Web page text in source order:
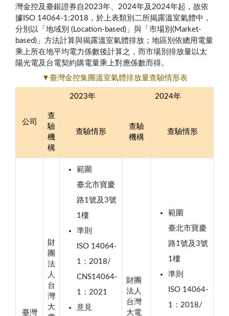
灣金控及臺銀證券自2023年、2024年及2024年起，故依
據ISO 14064-1:2018，於上表類別二所揭露溫室氣體中，
分別以「地域別 (Location-based)」與「市場別(Market-
based)」方法計算與揭露溫室氣體排放；地區別依總用電量
乘上所在地平均電力係數後計算之，而市場別排放量以太
陽光電及台電契約購電量乘上對應係數而得。
▼臺灣金控集團溫室氣體排放量查驗情形表
公司
2023年 2024年
查
驗
機
構
查驗情形
查驗
機構
查驗情形
臺灣
財
團
法
人
台
灣
大
範圍
臺北市寶慶
路1號及3號
1樓
準則
ISO 14064-
1：2018/
CNS14064-
1：2021
意見
財團
法人
台灣
大電
範圍
臺北市寶慶
路1號及3號
1樓
準則
ISO 14064-
1：2018/